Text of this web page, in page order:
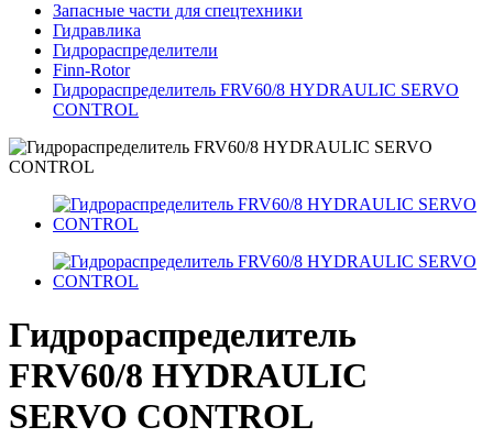
Запасные части для спецтехники
Гидравлика
Гидрораспределители
Finn-Rotor
Гидрораспределитель FRV60/8 HYDRAULIC SERVO
CONTROL
Гидрораспределитель
FRV60/8 HYDRAULIC
SERVO CONTROL